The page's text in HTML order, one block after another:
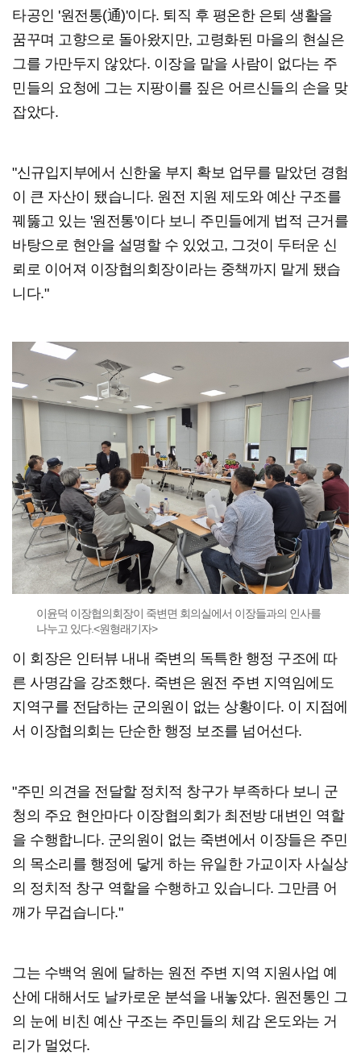
타공인 '원전통(通)'이다. 퇴직 후 평온한 은퇴 생활을
꿈꾸며 고향으로 돌아왔지만, 고령화된 마을의 현실은
그를 가만두지 않았다. 이장을 맡을 사람이 없다는 주
민들의 요청에 그는 지팡이를 짚은 어르신들의 손을 맞
잡았다.
"신규입지부에서 신한울 부지 확보 업무를 맡았던 경험
이 큰 자산이 됐습니다. 원전 지원 제도와 예산 구조를
꿰뚫고 있는 '원전통'이다 보니 주민들에게 법적 근거를
바탕으로 현안을 설명할 수 있었고, 그것이 두터운 신
뢰로 이어져 이장협의회장이라는 중책까지 맡게 됐습
니다."
이윤덕 이장협의회장이 죽변면 회의실에서 이장들과의 인사를
나누고 있다.<원형래기자>
이 회장은 인터뷰 내내 죽변의 독특한 행정 구조에 따
른 사명감을 강조했다. 죽변은 원전 주변 지역임에도
지역구를 전담하는 군의원이 없는 상황이다. 이 지점에
서 이장협의회는 단순한 행정 보조를 넘어선다.
"주민 의견을 전달할 정치적 창구가 부족하다 보니 군
청의 주요 현안마다 이장협의회가 최전방 대변인 역할
을 수행합니다. 군의원이 없는 죽변에서 이장들은 주민
의 목소리를 행정에 닿게 하는 유일한 가교이자 사실상
의 정치적 창구 역할을 수행하고 있습니다. 그만큼 어
깨가 무겁습니다."
그는 수백억 원에 달하는 원전 주변 지역 지원사업 예
산에 대해서도 날카로운 분석을 내놓았다. 원전통인 그
의 눈에 비친 예산 구조는 주민들의 체감 온도와는 거
리가 멀었다.